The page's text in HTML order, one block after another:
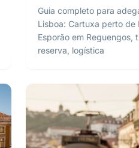
Guia completo para
Lisboa: Cartuxa perto de
Esporão em Reguengos,
reserva, logística